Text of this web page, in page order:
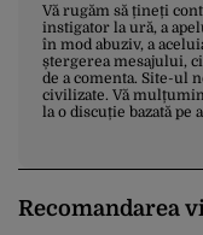
Vă rugăm să țineți
instigator la ură, a
în mod abuziv, a
ștergerea mesajului,
de a comenta. Site-ul
civilizate. Vă
la o discuție bazată pe
Recomandarea